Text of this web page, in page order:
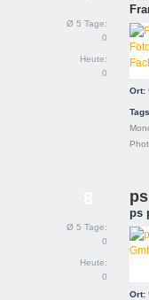
Ø 5 Tage:
0
Heute:
0
Ort:
Ø 5 Tage:
0
Heute:
0
ps
Ort: